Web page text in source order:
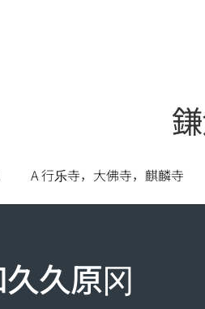
A 行乐寺，大佛寺，麒麟寺
久原冈